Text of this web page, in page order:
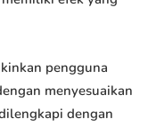
pengguna
menyesuaikan
dengan